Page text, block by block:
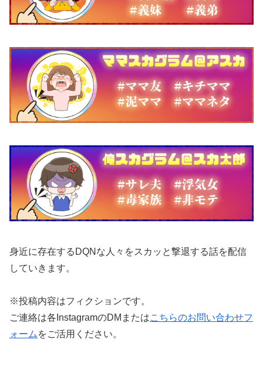
身近に存在するDQNな人々をスカッと撃退する話を配信
していきます。
※投稿内容はフィクションです。
ご連絡は各InstagramのDMまたはこちらのお問い合わせフ
ォーム をご活用ください。